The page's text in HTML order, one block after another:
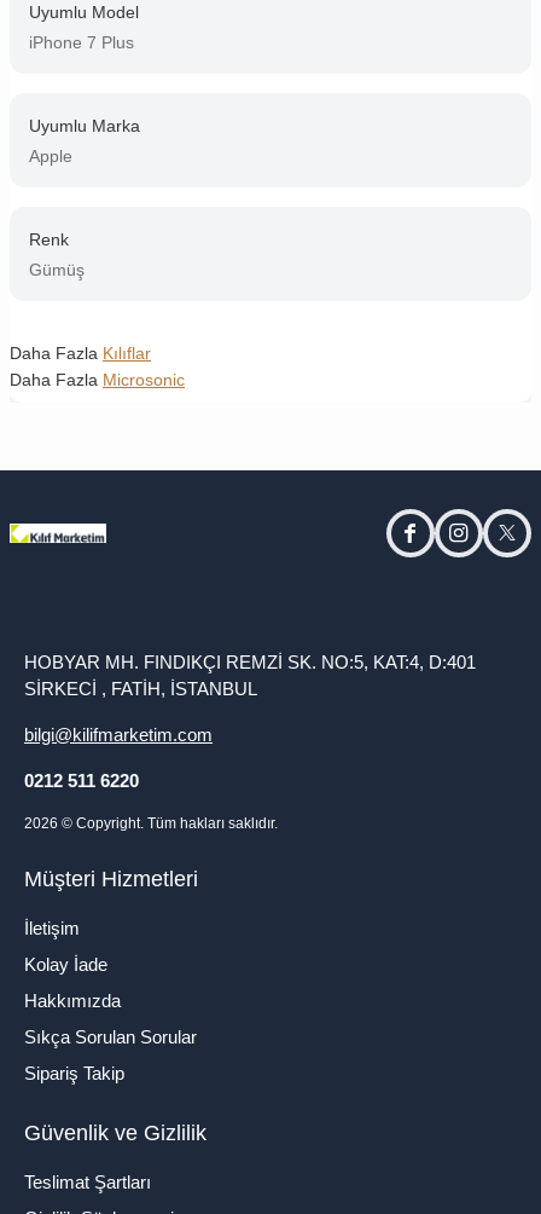
Uyumlu Model
iPhone 7 Plus
Uyumlu Marka
Apple
Renk
Gümüş
Daha Fazla Kılıflar
Daha Fazla Microsonic
facebookinstagram
HOBYAR MH. FINDIKÇI REMZİ SK. NO:5, KAT:4, D:401
SİRKECİ , FATİH, İSTANBUL
bilgi@kilifmarketim.com
0212 511 6220
2026 © Copyright. Tüm hakları saklıdır.
Müşteri Hizmetleri
İletişim
Kolay İade
Hakkımızda
Sıkça Sorulan Sorular
Sipariş Takip
Güvenlik ve Gizlilik
Teslimat Şartları